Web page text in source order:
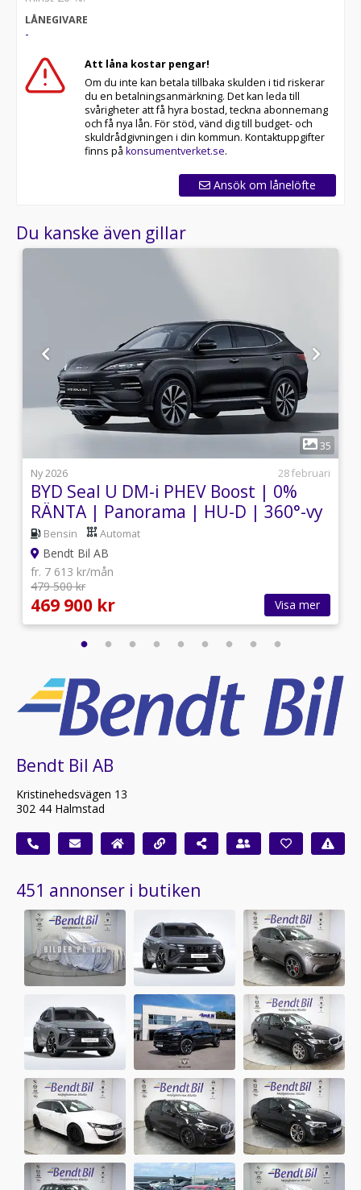
LÅNEGIVARE
-
Att låna kostar pengar!
Om du inte kan betala tillbaka skulden i tid riskerar
du en betalningsanmärkning. Det kan leda till
svårigheter att få hyra bostad, teckna abonnemang
och få nya lån. För stöd, vänd dig till budget- och
skuldrådgivningen i din kommun. Kontaktuppgifter
finns på konsumentverket.se.
Ansök om lånelöfte
Du kanske även gillar
1
35
Ny 2026
28 februari
BYD Seal U DM-i PHEV Boost | 0%
RÄNTA | Panorama | HU-D | 360°-vy
Bensin Automat
Bendt Bil AB
fr. 7 613 kr/mån
479 500 kr
469 900 kr Visa mer
Bendt Bil AB
Kristinehedsvägen 13
302 44 Halmstad
451 annonser i butiken